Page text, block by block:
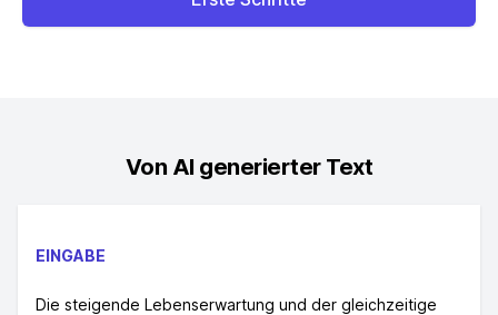
Von AI generierter Text
EINGABE
Die steigende Lebenserwartung und der gleichzeitige